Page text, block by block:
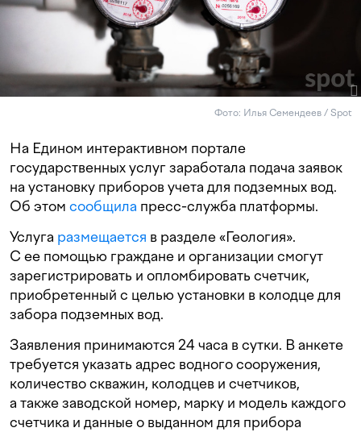
Фото: Илья Семендеев / Spot
На Едином интерактивном портале
государственных услуг заработала подача заявок
на установку приборов учета для подземных вод.
Об этом сообщила пресс-служба платформы.
Услуга размещается в разделе «Геология».
С ее помощью граждане и организации смогут
зарегистрировать и опломбировать счетчик,
приобретенный с целью установки в колодце для
забора подземных вод.
Заявления принимаются 24 часа в сутки. В анкете
требуется указать адрес водного сооружения,
количество скважин, колодцев и счетчиков,
а также заводской номер, марку и модель каждого
счетчика и данные о выданном для прибора